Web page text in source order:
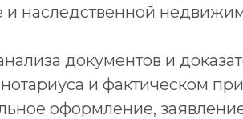
и наследственной
документов и
нотариуса и фактическом
оформление,